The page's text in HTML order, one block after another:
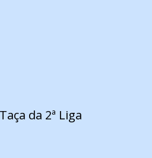
da 2ª Liga